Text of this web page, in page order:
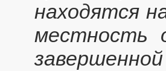
находятся
местность